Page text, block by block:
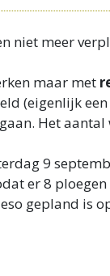
niet meer
maar met
(eigenlijk
Het
9
er 8
gepland is